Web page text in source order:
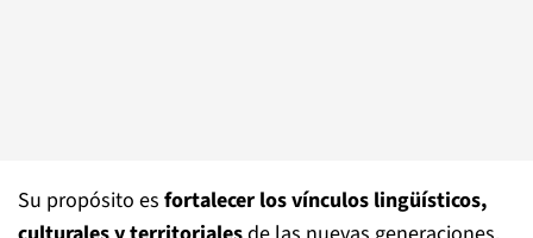
Su propósito es fortalecer los vínculos lingüísticos,